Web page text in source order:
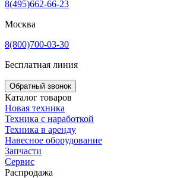
8(495)662-66-23
Москва
8(800)700-03-30
Бесплатная линия
Обратный звонок
Каталог товаров
Новая техника
Техника с наработкой
Техника в аренду
Навесное оборудование
Запчасти
Сервис
Распродажа